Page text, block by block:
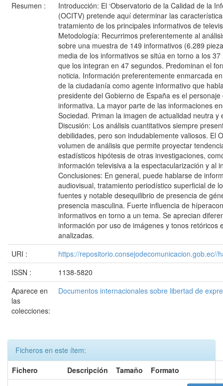
Resumen :
Introducción: El ‘Observatorio de la Calidad de la
(OCITV) pretende aquí determinar las
tratamiento de los principales informativos de
Metodología: Recurrimos preferentemente al
sobre una muestra de 149 informativos (6.289
media de los informativos se sitúa en torno a los
que los integran en 47 segundos. Predominan el
noticia. Información preferentemente enmarcada
de la ciudadanía como agente informativo que
presidente del Gobierno de España es el
informativa. La mayor parte de las informaciones
Sociedad. Priman la imagen de actualidad neutra y
Discusión: Los análisis cuantitativos siempre
debilidades, pero son indudablemente valiosos. El
volumen de análisis que permite proyectar
estadísticos hipótesis de otras investigaciones,
información televisiva a la espectacularización y al
Conclusiones: En general, puede hablarse de
audiovisual, tratamiento periodístico superficial de
fuentes y notable desequilibrio de presencia de
presencia masculina. Fuerte influencia de
informativos en torno a un tema. Se aprecian
información por uso de imágenes y tonos retóricos
analizadas.
URI :
https://repositorio.consejodecomunicacion.gob.ec//
ISSN :
1138-5820
Aparece en
las
colecciones:
Documentos internacionales sobre libertad de
Ficheros en este ítem:
Fichero
Descripción Tamaño
Formato